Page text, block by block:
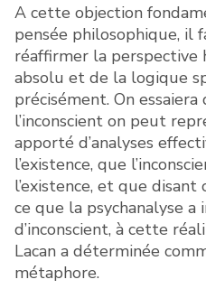
A cette objection
pensée philosophique, il
réaffirmer la perspective
absolu et de la logique
précisément. On
l’inconscient on peut
apporté d’analyses
l’existence, que
l’existence, et que disant
ce que la psychanalyse
d’inconscient, à cette
Lacan a déterminée
métaphore.